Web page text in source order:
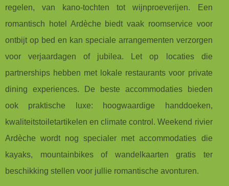
regelen, van kano-tochten tot wijnproeverijen. Een
romantisch hotel Ardèche biedt vaak roomservice voor
ontbijt op bed en kan speciale arrangementen verzorgen
voor verjaardagen of jubilea. Let op locaties die
partnerships hebben met lokale restaurants voor private
dining experiences. De beste accommodaties bieden
ook praktische luxe: hoogwaardige handdoeken,
kwaliteitstoiletartikelen en climate control. Weekend rivier
Ardèche wordt nog specialer met accommodaties die
kayaks, mountainbikes of wandelkaarten gratis ter
beschikking stellen voor jullie romantische avonturen.